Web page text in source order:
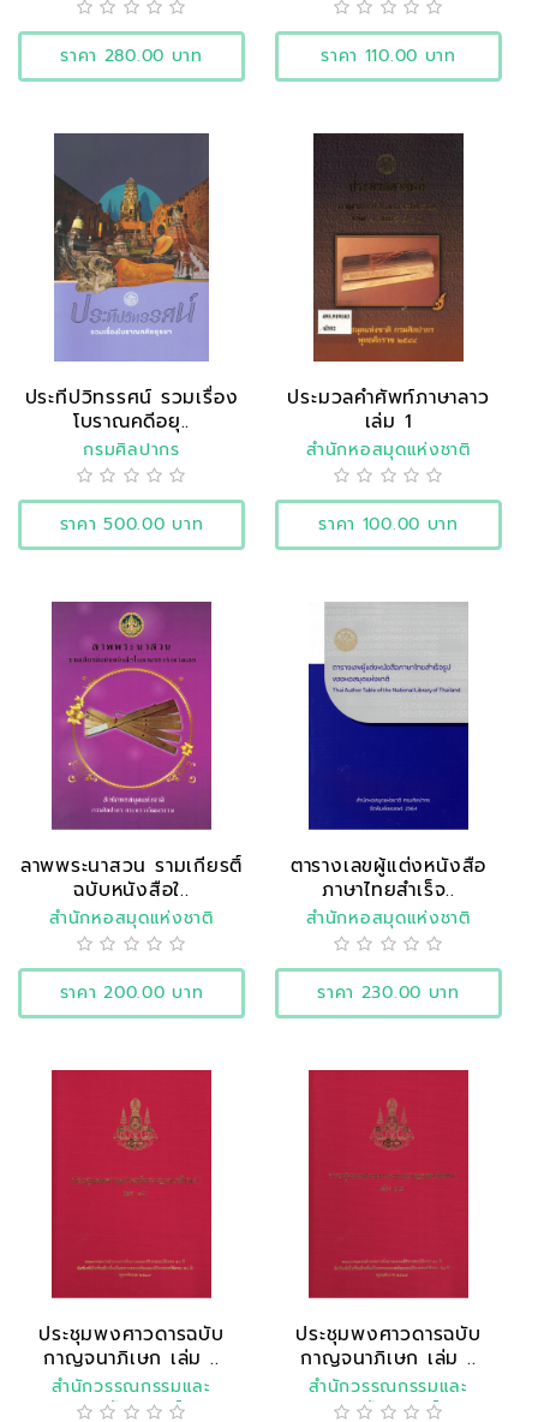
ราคา 280.00 บาท ราคา 110.00 บาท
ประทีปวิทรรศน์ รวมเรื่อง
โบราณคดีอยุ..
กรมศิลปากร
ราคา 500.00 บาท
ประมวลคำศัพท์ภาษาลาว
เล่ม 1
สำนักหอสมุดแห่งชาติ
ราคา 100.00 บาท
ลาพพระนาสวน รามเกียรติ์
ฉบับหนังสือใ..
สำนักหอสมุดแห่งชาติ
ราคา 200.00 บาท
ตารางเลขผู้แต่งหนังสือ
ภาษาไทยสำเร็จ..
สำนักหอสมุดแห่งชาติ
ราคา 230.00 บาท
ประชุมพงศาวดารฉบับ
กาญจนาภิเษก เล่ม ..
สำนักวรรณกรรมและ
ประวัติศาสตร์
ประชุมพงศาวดารฉบับ
กาญจนาภิเษก เล่ม ..
สำนักวรรณกรรมและ
ประวัติศาสตร์